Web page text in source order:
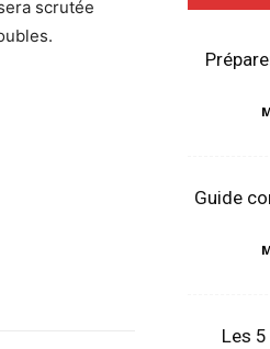
scrutée
Guide
Les